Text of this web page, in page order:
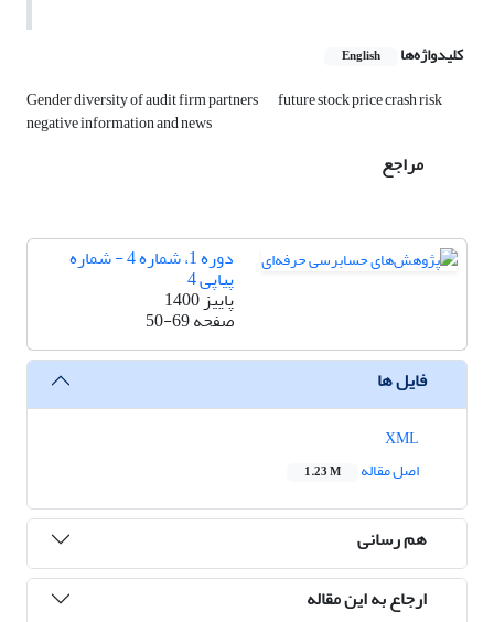
کلیدواژه‌ها English
Gender diversity of audit firm partners future stock price crash risk
negative information and news
مراجع
دوره 1، شماره 4 - شماره
پیاپی 4
پاییز 1400
صفحه50-69
فایل ها
اصل مقاله
1.23 M
هم رسانی
ارجاع به این مقاله